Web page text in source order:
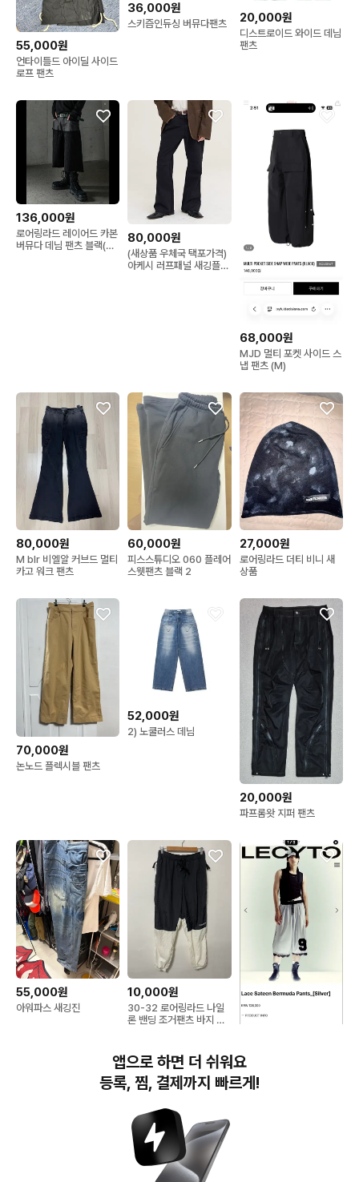
55,000원
언타이틀드 아이딜 사이드
로프 팬츠
36,000원
스키즘인듀싱 버뮤다팬츠 20,000원
디스트로이드 와이드 데님
팬츠
136,000원
로어링라드 레이어드 카본
버뮤다 데님 팬츠 블랙(새
80,000원
(새상품 우체국 택포가격)
아케시 러프패널 새깅플레
68,000원
MJD 멀티 포켓 사이드 스
냅 팬츠 (M)
80,000원
M blr 비엘알 커브드 멀티
카고 워크 팬츠
60,000원
피스스튜디오 060 플레어
스웻팬츠 블랙 2
27,000원
로어링라드 더티 비니 새
상품
70,000원
논노드 플렉시블 팬츠
52,000원
2) 노쿨러스 데님
20,000원
파프롬왓 지퍼 팬츠
55,000원
아워파스 새깅진
10,000원
30-32 로어링라드 나일
론 밴딩 조거팬츠 바지 정
레시토 버뮤다
번개장터(주) 사업자정보, 이용약관 및 기타 법적고지
번개장터㈜는 통신판매중개자이며, 통신판매의 당사자가 아닙니다. 전자상거래 등에서의
앱으로 하면 더 쉬워요
등록, 찜, 결제까지 빠르게!